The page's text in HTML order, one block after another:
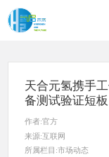
天合元氢携手
备测试验证短板
作者:官方
来源:互联网
所属栏目:市场动态